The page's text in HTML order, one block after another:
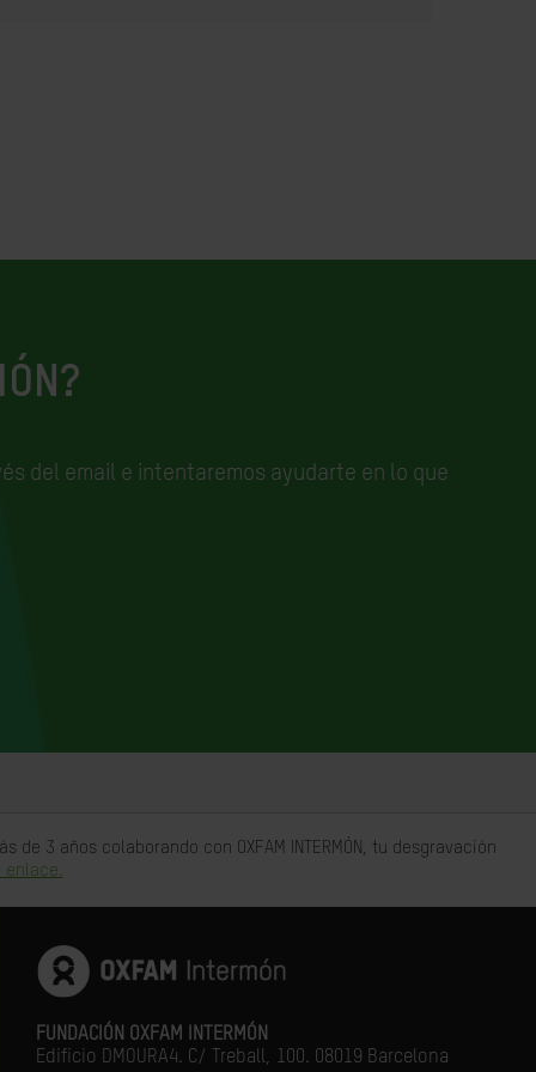
del email e intentaremos ayudarte en lo que
3 años colaborando con OXFAM INTERMÓN, tu desgravación
enlace.
FUNDACIÓN OXFAM INTERMÓN
Edificio DMOURA4. C/ Treball, 100. 08019 Barcelona